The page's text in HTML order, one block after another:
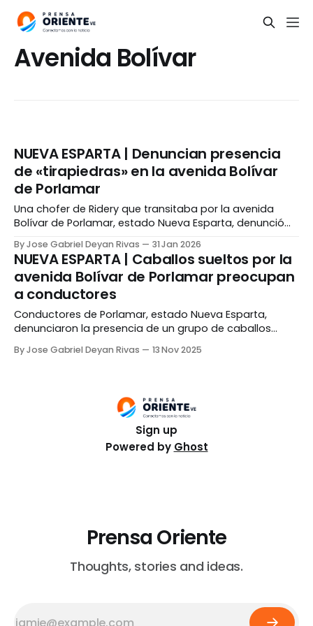
Avenida Bolívar
NUEVA ESPARTA | Denuncian presencia
de «tirapiedras» en la avenida Bolívar
de Porlamar
Una chofer de Ridery que transitaba por la avenida
Bolívar de Porlamar, estado Nueva Esparta, denunció
viernes, 30 de enero. La conductora declaró a Bajo La
Lupa que se encontraba cerca de Royal Suite, cuando
sintió dos impactos en
By Jose Gabriel Deyan Rivas 31 Jan 2026
NUEVA ESPARTA | Caballos sueltos por la
avenida Bolívar de Porlamar preocupan
a conductores
Conductores de Porlamar, estado Nueva Esparta,
denunciaron la presencia de un grupo de caballos
Bolívar, a la altura del supermercado Más x Menos. En
By Jose Gabriel Deyan Rivas 13 Nov 2025
Sign up
Powered by Ghost
Prensa Oriente
Thoughts, stories and ideas.